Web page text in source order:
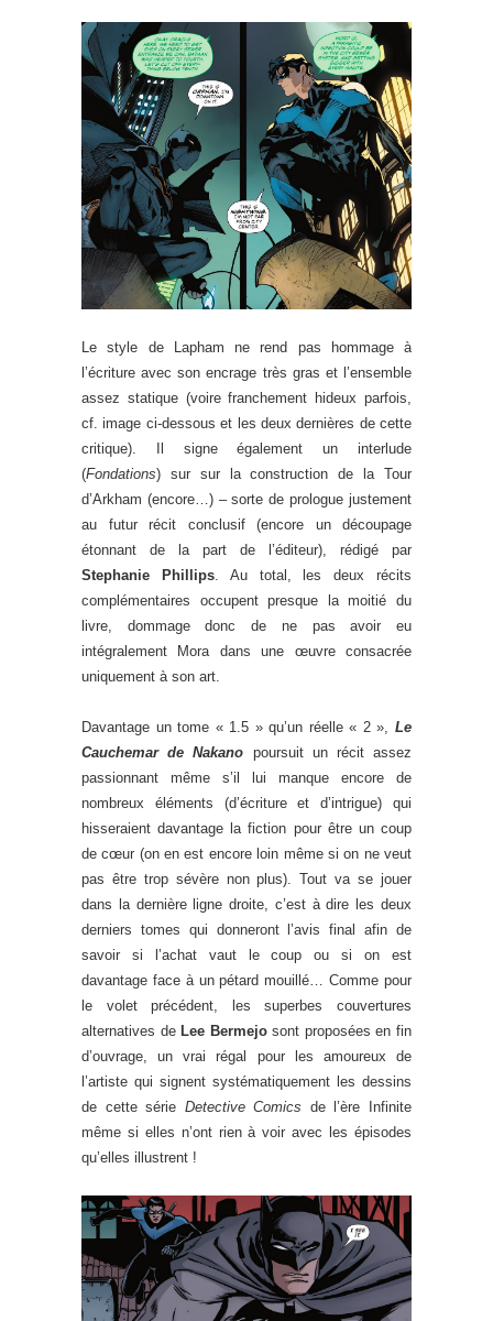
Le style de Lapham ne rend pas hommage à
l’écriture avec son encrage très gras et l’ensemble
assez statique (voire franchement hideux parfois,
cf. image ci-dessous et les deux dernières de cette
critique). Il signe également un interlude
(Fondations) sur sur la construction de la Tour
d’Arkham (encore…) – sorte de prologue justement
au futur récit conclusif (encore un découpage
étonnant de la part de l’éditeur), rédigé par
Stephanie Phillips. Au total, les deux récits
complémentaires occupent presque la moitié du
livre, dommage donc de ne pas avoir eu
intégralement Mora dans une œuvre consacrée
uniquement à son art.
Davantage un tome « 1.5 » qu’un réelle « 2 », Le
Cauchemar de Nakano poursuit un récit assez
passionnant même s’il lui manque encore de
nombreux éléments (d’écriture et d’intrigue) qui
hisseraient davantage la fiction pour être un coup
de cœur (on en est encore loin même si on ne veut
pas être trop sévère non plus). Tout va se jouer
dans la dernière ligne droite, c’est à dire les deux
derniers tomes qui donneront l’avis final afin de
savoir si l’achat vaut le coup ou si on est
davantage face à un pétard mouillé… Comme pour
le volet précédent, les superbes couvertures
alternatives deLee Bermejosont proposées en fin
d’ouvrage, un vrai régal pour les amoureux de
l’artiste qui signent systématiquement les dessins
de cette série Detective Comics de l’ère Infinite
même si elles n’ont rien à voir avec les épisodes
qu’elles illustrent !